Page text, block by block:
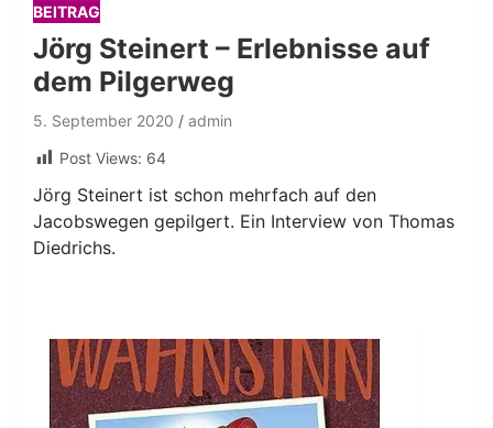
BEITRAG
Jörg Steinert – Erlebnisse auf
dem Pilgerweg
5. September 2020
admin
Post Views: 64
Jörg Steinert ist schon mehrfach auf den
Jacobswegen gepilgert. Ein Interview von Thomas
Diedrichs.